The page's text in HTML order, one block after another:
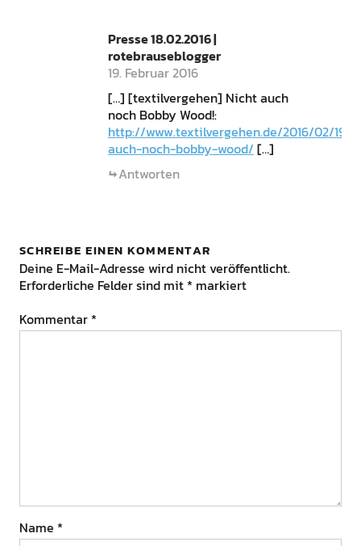
Presse 18.02.2016 |
rotebrauseblogger
19. Februar 2016
[…] [textilvergehen] Nicht auch
noch Bobby Wood!:
http://www.textilvergehen.de/2016/02/19/
auch-noch-bobby-wood/ […]
Antworten
SCHREIBE EINEN KOMMENTAR
Deine E-Mail-Adresse wird nicht veröffentlicht.
Erforderliche Felder sind mit * markiert
Kommentar *
Name *